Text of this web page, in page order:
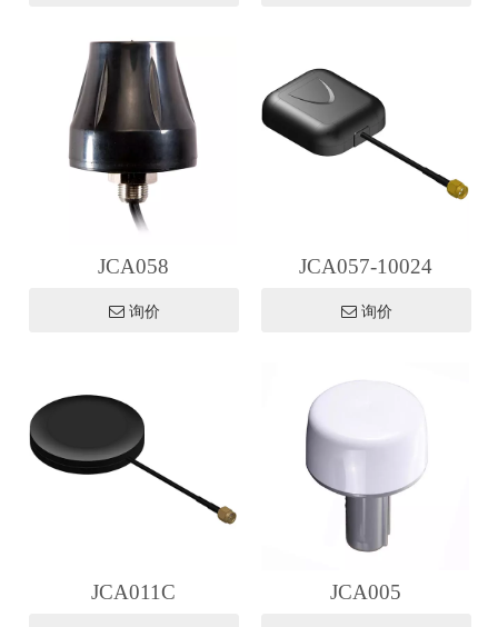
JCA058
询价
JCA057-10024
询价
JCA011C JCA005